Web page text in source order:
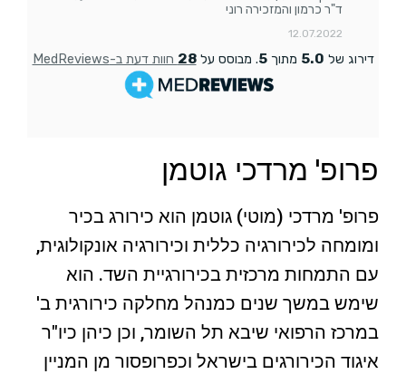
פרופ' מרדכי גוטמן
פרופ' מרדכי (מוטי) גוטמן הוא כירורג בכיר
ומומחה לכירורגיה כללית וכירורגיה אונקולוגית,
עם התמחות מרכזית בכירורגיית השד. הוא
שימש במשך שנים כמנהל מחלקה כירורגית ב'
במרכז הרפואי שיבא תל השומר, וכן כיהן כיו"ר
איגוד הכירורגים בישראל וכפרופסור מן המניין